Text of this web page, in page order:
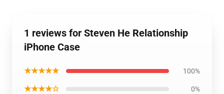
1 reviews for Steven He Relationship
iPhone Case
★★★★★ 100%
★★★★☆ 0%